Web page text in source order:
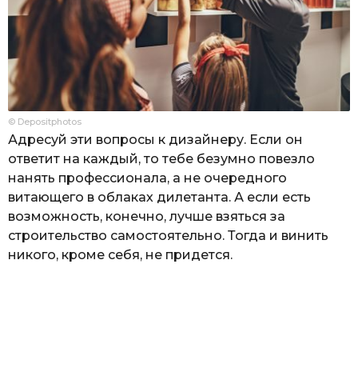
© Depositphotos
Адресуй эти вопросы к дизайнеру. Если он
ответит на каждый, то тебе безумно повезло
нанять профессионала, а не очередного
витающего в облаках дилетанта. А если есть
возможность, конечно, лучше взяться за
строительство самостоятельно. Тогда и винить
никого, кроме себя, не придется.